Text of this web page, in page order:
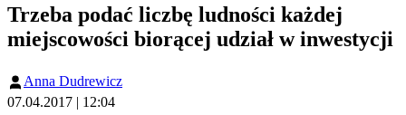
Trzeba podać liczbę ludności każdej
miejscowości biorącej udział w inwestycji
Anna Dudrewicz
07.04.2017 | 12:04